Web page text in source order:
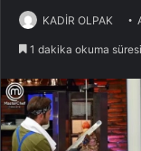
KADİR OLPAK
1 dakika okuma süresi